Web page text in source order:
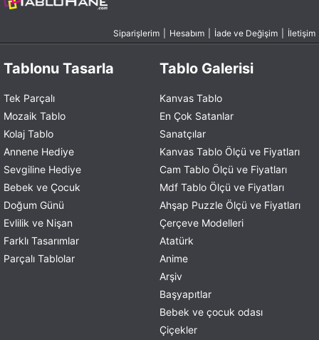
Siparişlerim Hesabım İade ve Değişim İletişim
Tablonu Tasarla
Tek Parçalı
Mozaik Tablo
Kolaj Tablo
Annene Hediye
Sevgiline Hediye
Bebek ve Çocuk
Doğum Günü
Evlilik ve Nişan
Farklı Tasarımlar
Parçalı Tablolar
Tablo Galerisi
Kanvas Tablo
En Çok Satanlar
Sanatçılar
Kanvas Tablo Ölçü ve Fiyatları
Cam Tablo Ölçü ve Fiyatları
Mdf Tablo Ölçü ve Fiyatları
Ahşap Puzzle Ölçü ve Fiyatları
Çerçeve Modelleri
Atatürk
Anime
Arşiv
Başyapıtlar
Bebek ve çocuk odası
Çiçekler